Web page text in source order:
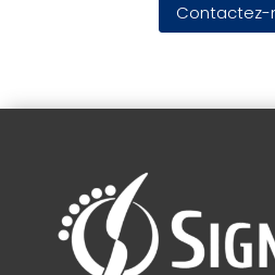
Contactez-